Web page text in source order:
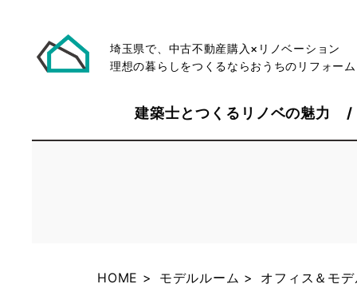
埼玉県で、中古不動産購入×リノベーション
理想の暮らしをつくるならおうちのリフォーム
建築士とつくるリノベの魅力
HOME モデルルーム オフィス＆モ